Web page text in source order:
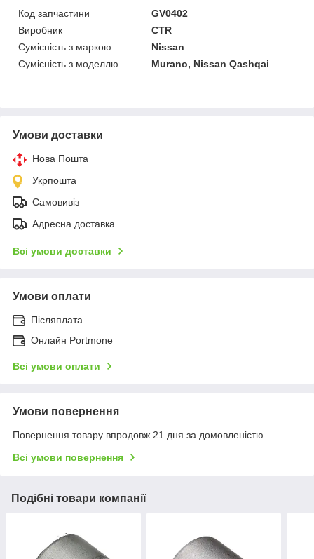
Код запчастини
GV0402
Виробник
CTR
Сумісність з маркою
Nissan
Сумісність з моделлю
Murano, Nissan Qashqai
Умови доставки
Нова Пошта
Укрпошта
Самовивіз
Адресна доставка
Всі умови доставки
Умови оплати
Післяплата
Онлайн Portmone
Всі умови оплати
Умови повернення
Повернення товару впродовж 21 дня за домовленістю
Всі умови повернення
Подібні товари компанії